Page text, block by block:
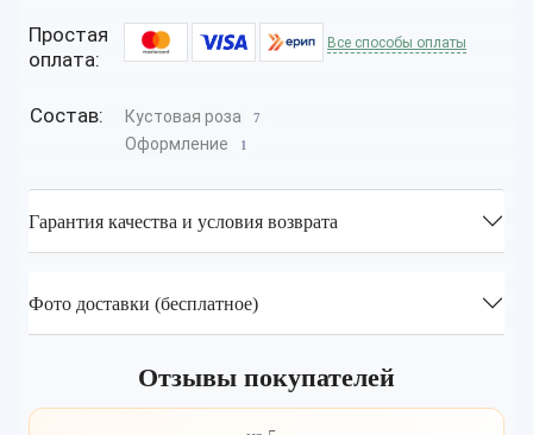
Простая
оплата:
Все способы оплаты
Состав: Кустовая роза 7
Оформление 1
Гарантия качества и условия возврата
Фото доставки (бесплатное)
Отзывы покупателей